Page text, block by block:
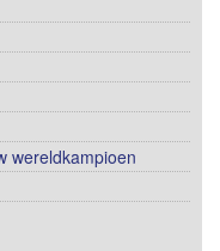
wereldkampioen